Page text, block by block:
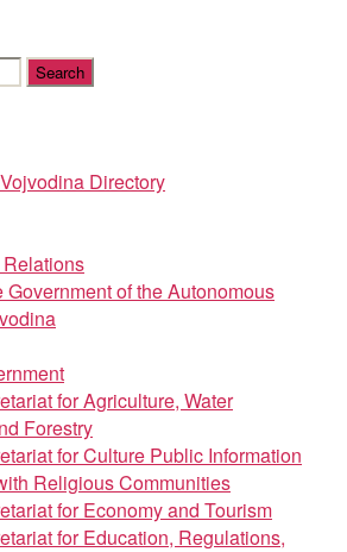
Directory
Government of the Autonomous
for Agriculture, Water
Forestry
for Culture Public Information
Religious Communities
for Economy and Tourism
for Education, Regulations,